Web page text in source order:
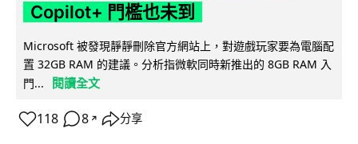
Copilot+ 門檻也未到
Microsoft 被發現靜靜刪除官方網站上，對遊戲玩家要為電腦配
置 32GB RAM 的建議。分析指微軟同時新推出的 8GB RAM 入
門...
閱讀全文
118 8 ↗ 分享